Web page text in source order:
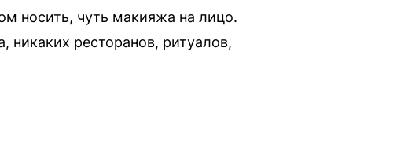
носить, чуть макияжа на лицо.
ресторанов, ритуалов,